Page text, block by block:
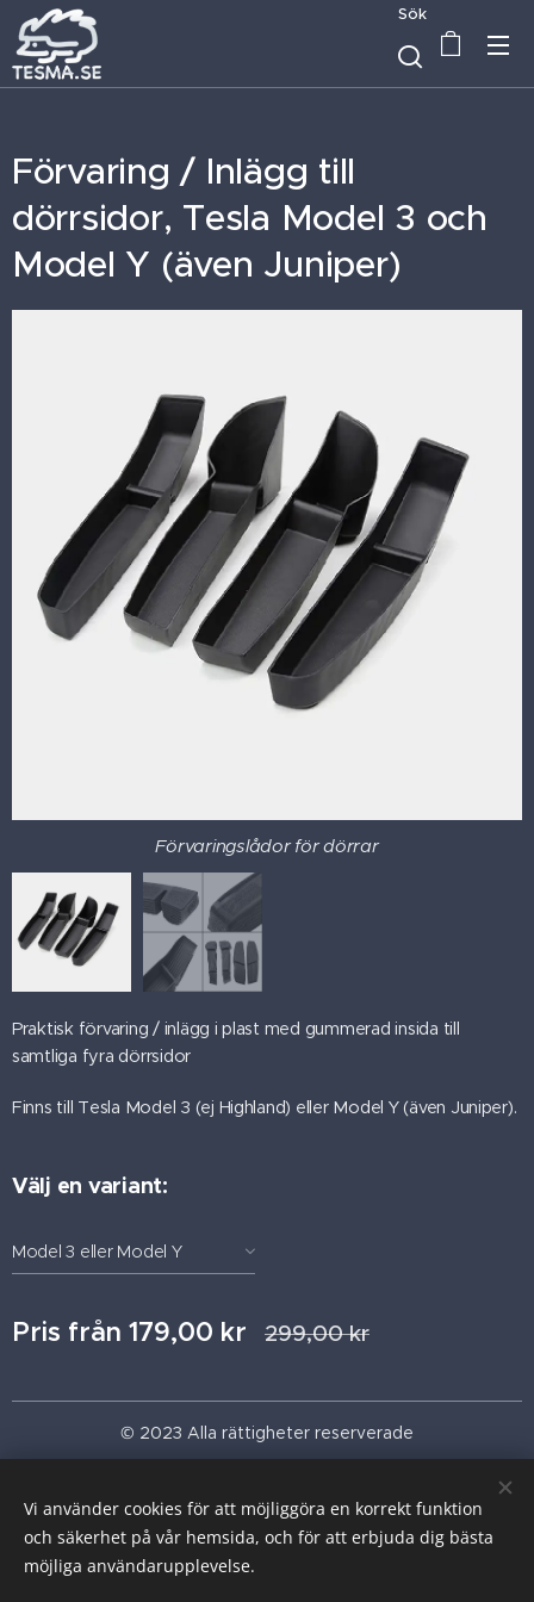
Sök
Förvaring / Inlägg till
dörrsidor, Tesla Model 3 och
Model Y (även Juniper)
Förvaringslådor för dörrar
Praktisk förvaring / inlägg i plast med gummerad insida till
samtliga fyra dörrsidor
Finns till Tesla Model 3 (ej Highland) eller Model Y (även Juniper).
Välj en variant:
Model 3 eller Model Y
Pris från 179,00 kr 299,00kr
© 2023 Alla rättigheter reserverade
info@tesma.se
Cookies
Vi använder cookies för att möjliggöra en korrekt funktion
och säkerhet på vår hemsida, och för att erbjuda dig bästa
möjliga användarupplevelse.